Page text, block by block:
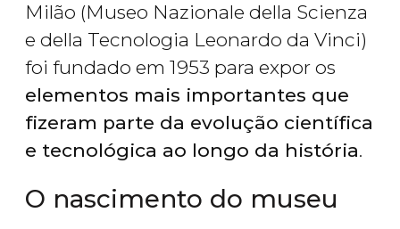
Milão (Museo Nazionale della Scienza
e della Tecnologia Leonardo da Vinci)
foi fundado em 1953 para expor os
elementos mais importantes que
fizeram parte da evolução científica
e tecnológica ao longo da história.
O nascimento do museu